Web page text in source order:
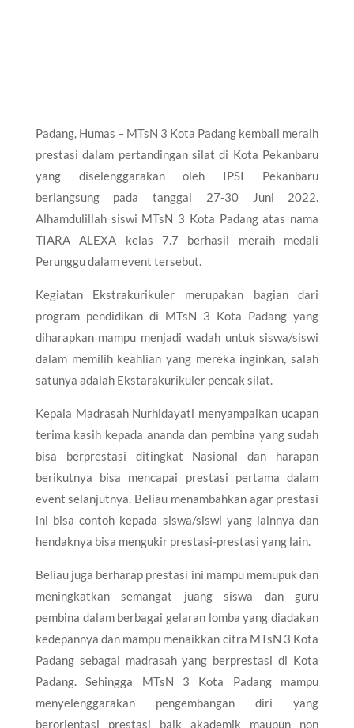
Padang, Humas – MTsN 3 Kota Padang kembali meraih
prestasi dalam pertandingan silat di Kota Pekanbaru
yang diselenggarakan oleh IPSI Pekanbaru
berlangsung pada tanggal 27-30 Juni 2022.
Alhamdulillah siswi MTsN 3 Kota Padang atas nama
TIARA ALEXA kelas 7.7 berhasil meraih medali
Perunggu dalam event tersebut.
Kegiatan Ekstrakurikuler merupakan bagian dari
program pendidikan di MTsN 3 Kota Padang yang
diharapkan mampu menjadi wadah untuk siswa/siswi
dalam memilih keahlian yang mereka inginkan, salah
satunya adalah Ekstarakurikuler pencak silat.
Kepala Madrasah Nurhidayati menyampaikan ucapan
terima kasih kepada ananda dan pembina yang sudah
bisa berprestasi ditingkat Nasional dan harapan
berikutnya bisa mencapai prestasi pertama dalam
event selanjutnya. Beliau menambahkan agar prestasi
ini bisa contoh kepada siswa/siswi yang lainnya dan
hendaknya bisa mengukir prestasi-prestasi yang lain.
Beliau juga berharap prestasi ini mampu memupuk dan
meningkatkan semangat juang siswa dan guru
pembina dalam berbagai gelaran lomba yang diadakan
kedepannya dan mampu menaikkan citra MTsN 3 Kota
Padang sebagai madrasah yang berprestasi di Kota
Padang. Sehingga MTsN 3 Kota Padang mampu
menyelenggarakan pengembangan diri yang
berorientasi prestasi baik akademik maupun non